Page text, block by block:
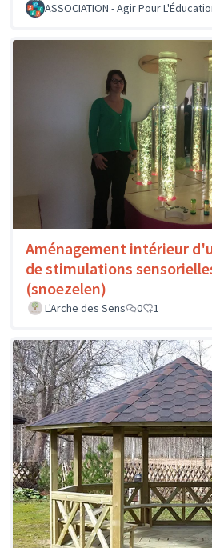
ASSOCIATION - Agir Pour
Aménagement intérieur
de stimulations
(snoezelen)
L'Arche des Sens 0 1